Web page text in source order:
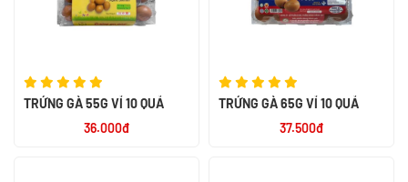
TRỨNG GÀ 55G VỈ 10 QUẢ
36.000đ
TRỨNG GÀ 65G VỈ 10 QUẢ
37.500đ